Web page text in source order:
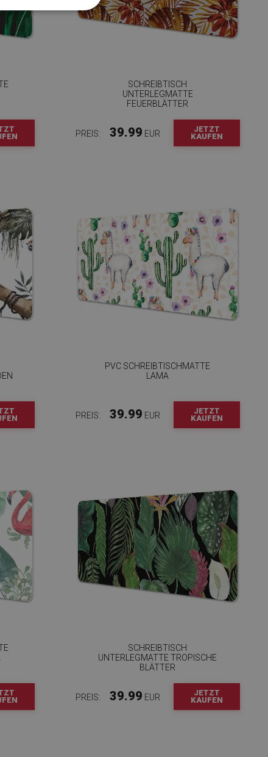
SCHREIBTISCH
UNTERLEGMATTE
FEUERBLÄTTER
PREIS: 39.99 EUR
JETZT
KAUFEN
PVC SCHREIBTISCHMATTE
LAMA
PREIS: 39.99 EUR
JETZT
KAUFEN
SCHREIBTISCH
UNTERLEGMATTE TROPISCHE
BLÄTTER
PREIS: 39.99 EUR
JETZT
KAUFEN